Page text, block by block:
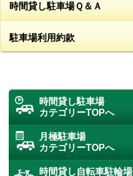
時間貸し駐車場Ｑ＆Ａ
駐車場利用約款
時間貸し駐車場
カテゴリーTOPへ
月極駐車場
カテゴリーTOPへ
時間貸し自転車駐輪場